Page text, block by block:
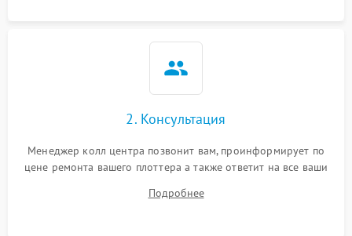
2. Консультация
Менеджер колл центра позвонит вам, проинформирует по
цене ремонта вашего плоттера а также ответит на все ваши
Подробнее